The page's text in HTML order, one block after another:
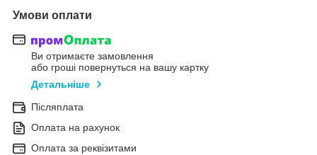
Умови оплати
Ви отримаєте замовлення
або гроші повернуться на вашу картку
Детальніше
Післяплата
Оплата на рахунок
Оплата за реквізитами